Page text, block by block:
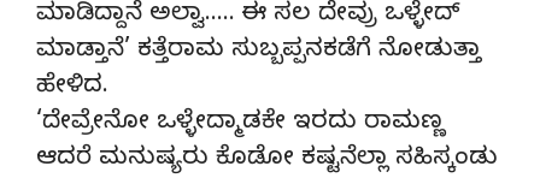
ಮಾಡಿದ್ದಾನೆ ಅಲ್ವಾ….. ಈ ಸಲ ದೇವ್ರು ಒಳ್ಳೇದ್
ಮಾಡ್ತಾನೆ’ ಕತ್ತೆರಾಮ ಸುಬ್ಬಪ್ಪನಕಡೆಗೆ ನೋಡುತ್ತಾ
ಹೇಳಿದ.
‘ದೇವ್ರೇನೋ ಒಳ್ಳೇದ್ಮಾಡಕೇ ಇರದು ರಾಮಣ್ಣ
ಆದರೆ ಮನುಷ್ಯರು ಕೊಡೋ ಕಷ್ಟನೆಲ್ಲಾ ಸಹಿಸ್ಕಂಡು